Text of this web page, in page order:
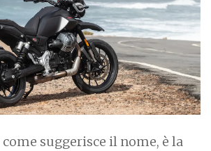
come suggerisce il nome, è la